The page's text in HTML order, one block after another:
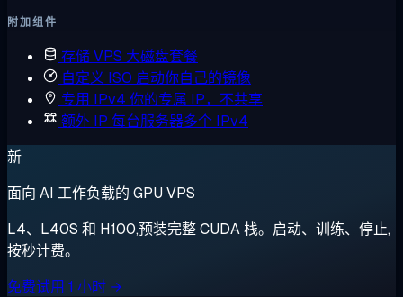
附加组件
存储 VPS 大磁盘套餐
自定义 ISO 启动你自己的镜像
专用 IPv4 你的专属 IP，不共享
额外 IP 每台服务器多个 IPv4
新
面向 AI 工作负载的 GPU VPS
L4、L40S 和 H100,预装完整 CUDA 栈。启动、训练、停止,
按秒计费。
免费试用 1 小时 →